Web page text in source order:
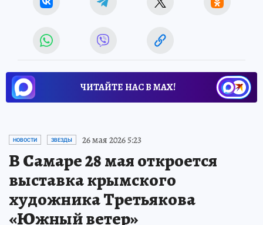
ЧИТАЙТЕ НАС В МАХ!
НОВОСТИ ЗВЕЗДЫ 26 мая 2026 5:23
В Самаре 28 мая откроется
выставка крымского
художника Третьякова
«Южный ветер»